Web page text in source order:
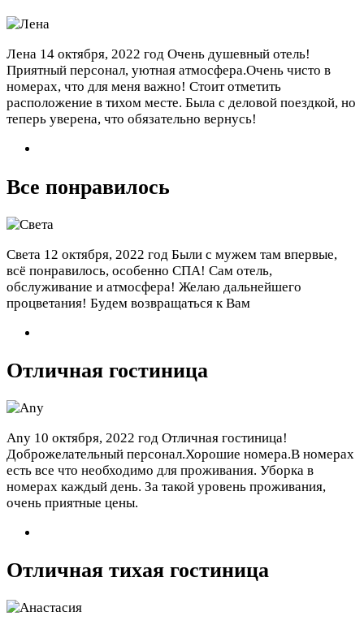
Лена 14 октября, 2022 год Очень душевный отель!
Приятный персонал, уютная атмосфера.Очень чисто в
номерах, что для меня важно! Стоит отметить
расположение в тихом месте. Была с деловой поездкой, но
теперь уверена, что обязательно вернусь!
Все понравилось
Света 12 октября, 2022 год Были с мужем там впервые,
всё понравилось, особенно СПА! Сам отель,
обслуживание и атмосфера! Желаю дальнейшего
процветания! Будем возвращаться к Вам
Отличная гостиница
Any 10 октября, 2022 год Отличная гостиница!
Доброжелательный персонал.Хорошие номера.В номерах
есть все что необходимо для проживания. Уборка в
номерах каждый день. За такой уровень проживания,
очень приятные цены.
Отличная тихая гостиница